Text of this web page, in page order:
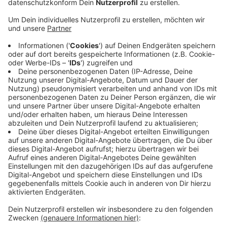
Störungen bis etwa 9 Uhr
Anzeige
Züge aus Richtung Münster Hbf enden und beginnen in
Ochtrup. Aus Richtung Enschede enden und beginnen
die Züge in Gronau. Die Folge sind Teilausfälle
zwischen Ochtrup und Gronau. Ein
Schienenersatzverkehr ist eingerichtet. Bitte
überprüft eure Fahrt auf der Seite derBahn. Bis etwa
9 Uhr wird mit Störungen gerechnet.